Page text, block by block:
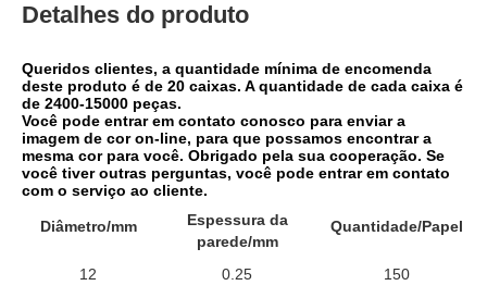
Detalhes do produto
Queridos clientes, a quantidade mínima de encomenda
deste produto é de 20 caixas. A quantidade de cada caixa é
de 2400-15000 peças.
Você pode entrar em contato conosco para enviar a
imagem de cor on-line, para que possamos encontrar a
mesma cor para você. Obrigado pela sua cooperação. Se
você tiver outras perguntas, você pode entrar em contato
com o serviço ao cliente.
Diâmetro/mm
Espessura da
parede/mm
Quantidade/Papel
12 0.25 150